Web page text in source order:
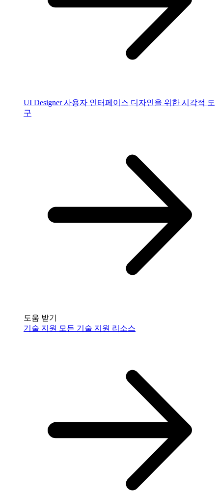
UI Designer 사용자 인터페이스 디자인을 위한 시각적 도
구
도움 받기
기술 지원 모든 기술 지원 리소스